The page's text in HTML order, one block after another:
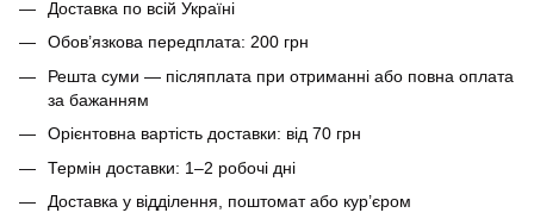
Доставка по всій Україні
Обов’язкова передплата: 200 грн
Решта суми — післяплата при отриманні або повна оплата
за бажанням
Орієнтовна вартість доставки: від 70 грн
Термін доставки: 1–2 робочі дні
Доставка у відділення, поштомат або кур’єром